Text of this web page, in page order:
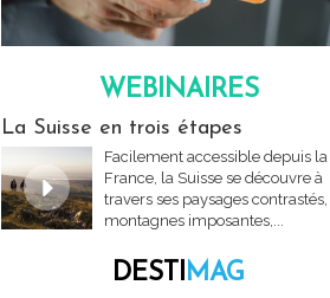
WEBINAIRES
La Suisse en trois étapes
Facilement accessible depuis la
France, la Suisse se découvre à
travers ses paysages contrastés,
montagnes imposantes,...
DESTIMAG